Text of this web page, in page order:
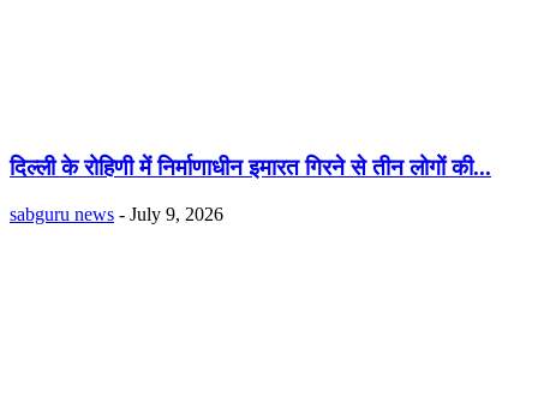
दिल्ली के रोहिणी में निर्माणाधीन इमारत गिरने से तीन लोगों की...
sabguru news - July 9, 2026